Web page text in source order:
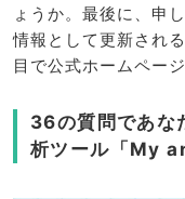
ょうか。最後に、申
情報として更新され
目で公式ホームペー
36の質問であな
析ツール「My